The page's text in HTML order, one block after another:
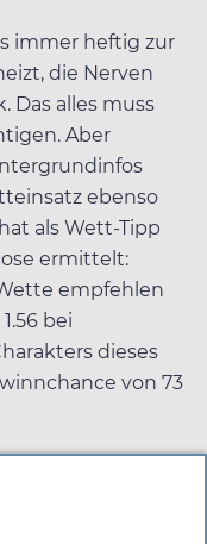
immer heftig zur
die Nerven
Das alles muss
Aber
ebenso
als Wett-Tipp
ermittelt:
Wette empfehlen
1.56 bei
dieses
von 73